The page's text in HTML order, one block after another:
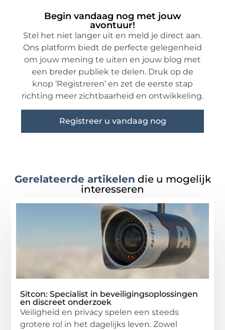
Begin vandaag nog met jouw
avontuur!
Stel het niet langer uit en meld je direct aan.
Ons platform biedt de perfecte gelegenheid
om jouw mening te uiten en jouw blog met
een breder publiek te delen. Druk op de
knop ‘Registreren’ en zet de eerste stap
richting meer zichtbaarheid en ontwikkeling.
Registreer u vandaag nog
Gerelateerde artikelen die u mogelijk
interesseren
Sitcon: Specialist in beveiligingsoplossingen
en discreet onderzoek
Veiligheid en privacy spelen een steeds
grotere rol in het dagelijks leven. Zowel